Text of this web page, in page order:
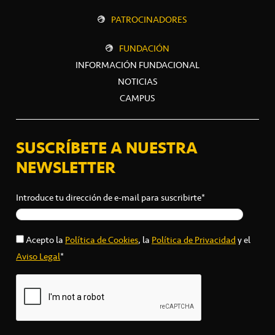
PATROCINADORES
FUNDACIÓN
INFORMACIÓN FUNDACIONAL
NOTICIAS
CAMPUS
SUSCRÍBETE A NUESTRA
NEWSLETTER
Introduce tu dirección de e-mail para suscribirte*
Acepto laPolítica de Cookies, laPolítica de Privacidady el
Aviso Legal*